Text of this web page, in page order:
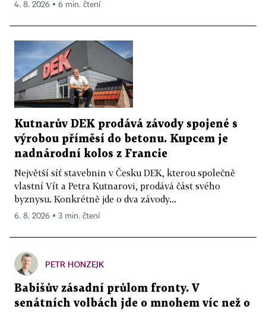
4. 8. 2026 ▪ 6 min. čtení
Kutnarův DEK prodává závody spojené s
výrobou příměsí do betonu. Kupcem je
nadnárodní kolos z Francie
Největší síť stavebnin v Česku DEK, kterou společně
vlastní Vít a Petra Kutnarovi, prodává část svého
byznysu. Konkrétně jde o dva závody...
6. 8. 2026 ▪ 3 min. čtení
PETR HONZEJK
Babišův zásadní průlom fronty. V
senátních volbách jde o mnohem víc než o